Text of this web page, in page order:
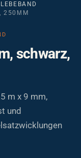
250ΜM
schwarz,
m x 9 mm,
und